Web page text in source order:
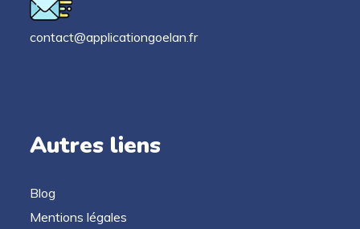
contact@applicationgoelan.fr
Autres liens
Blog
Mentions légales